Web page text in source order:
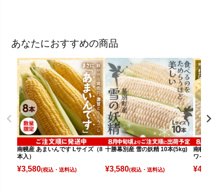
あなたにおすすめの商品
南幌産 あまいんです Lサイズ（8
本入）
¥3,580(税込)
十勝幕別産 雪の妖精 10本(5kg)
¥3,580(税込)
南幌産
ワイト
¥4,080